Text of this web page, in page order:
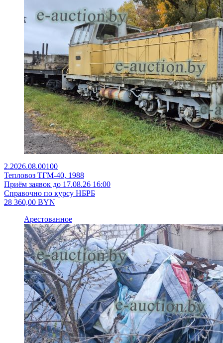
2.2026.08.00100
Тепловоз ТГМ-40, 1988
Приём заявок до 17.08.26 16:00
Справочно по курсу НБРБ
28 360,00 BYN
Арестованное